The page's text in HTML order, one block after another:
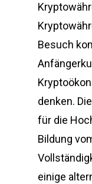
Besuch
denken.
für die
Bildung
einige